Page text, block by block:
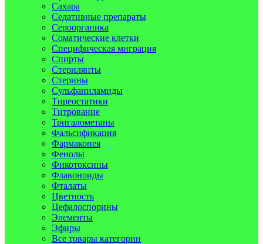
Сахара
Седативные препараты
Сероорганика
Соматические клетки
Специфическая миграция
Спирты
Стерилянты
Стерины
Сульфаниламиды
Тиреостатики
Титрование
Тригалометаны
Фальсификация
Фармакопея
Фенолы
Фикотоксины
Флавоноиды
Фталаты
Цветность
Цефалоспорины
Элементы
Эфиры
Все товары категории